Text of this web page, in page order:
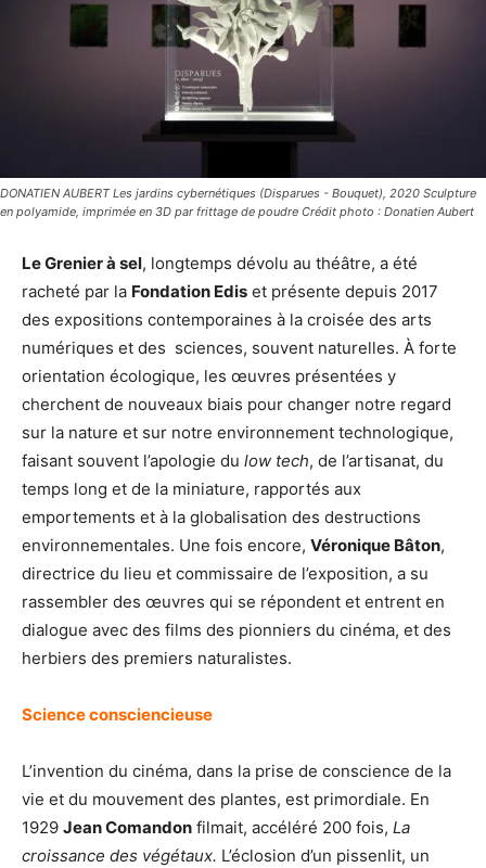
DONATIEN AUBERT Les jardins cybernétiques (Disparues - Bouquet), 2020 Sculpture
en polyamide, imprimée en 3D par frittage de poudre Crédit photo : Donatien Aubert
Le Grenier à sel, longtemps dévolu au théâtre, a été
racheté par la Fondation Edis et présente depuis 2017
des expositions contemporaines à la croisée des arts
numériques et des sciences, souvent naturelles. À forte
orientation écologique, les œuvres présentées y
cherchent de nouveaux biais pour changer notre regard
sur la nature et sur notre environnement technologique,
faisant souvent l’apologie du low tech, de l’artisanat, du
temps long et de la miniature, rapportés aux
emportements et à la globalisation des destructions
environnementales. Une fois encore, Véronique Bâton,
directrice du lieu et commissaire de l’exposition, a su
rassembler des œuvres qui se répondent et entrent en
dialogue avec des films des pionniers du cinéma, et des
herbiers des premiers naturalistes.
Science consciencieuse
L’invention du cinéma, dans la prise de conscience de la
vie et du mouvement des plantes, est primordiale. En
1929 Jean Comandon filmait, accéléré 200 fois, La
croissance des végétaux. L’éclosion d’un pissenlit, un